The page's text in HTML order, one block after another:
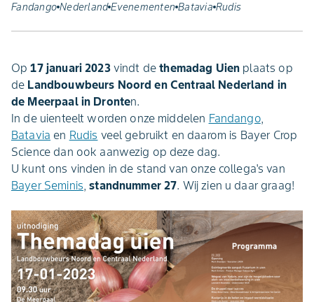
Fandango Nederland Evenementen Batavia Rudis
Op17 januari 2023vindt de themadag Uien plaats op
de Landbouwbeurs Noord en Centraal Nederland in
de Meerpaal in Dronten.
In de uienteelt worden onze middelen Fandango,
Batavia en Rudis veel gebruikt en daarom is Bayer Crop
Science dan ook aanwezig op deze dag.
U kunt ons vinden in de stand van onze collega's van
Bayer Seminis,standnummer 27. Wij zien u daar graag!